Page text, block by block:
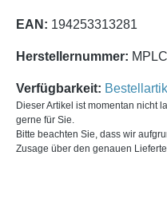
EAN: 194253313281
Herstellernummer:
Verfügbarkeit:
Dieser Artikel ist momentan nicht
gerne für Sie.
Bitte beachten Sie, dass wir
Zusage über den genauen